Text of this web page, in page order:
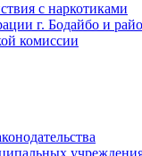
с наркотиками
г. Бодайбо и
комиссии